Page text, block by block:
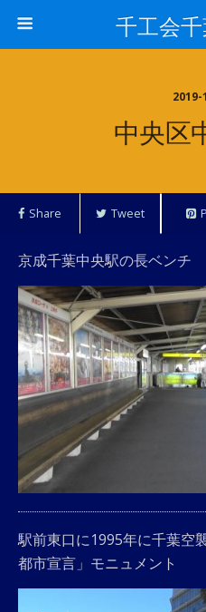
千工会
2019-
中央区
Share Tweet
京成千葉中央駅の長ベンチ
駅前東口に1995年に千葉空
都市宣言」モニュメント